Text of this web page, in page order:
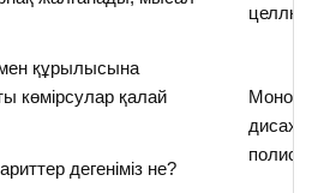
құрылысына
көмірсулар қалай
дегеніміз не?